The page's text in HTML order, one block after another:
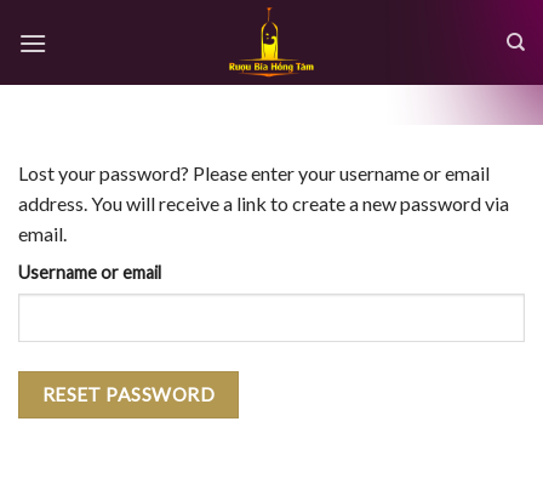
Lost your password? Please enter your username or email
address. You will receive a link to create a new password via
email.
Username or email
RESET PASSWORD